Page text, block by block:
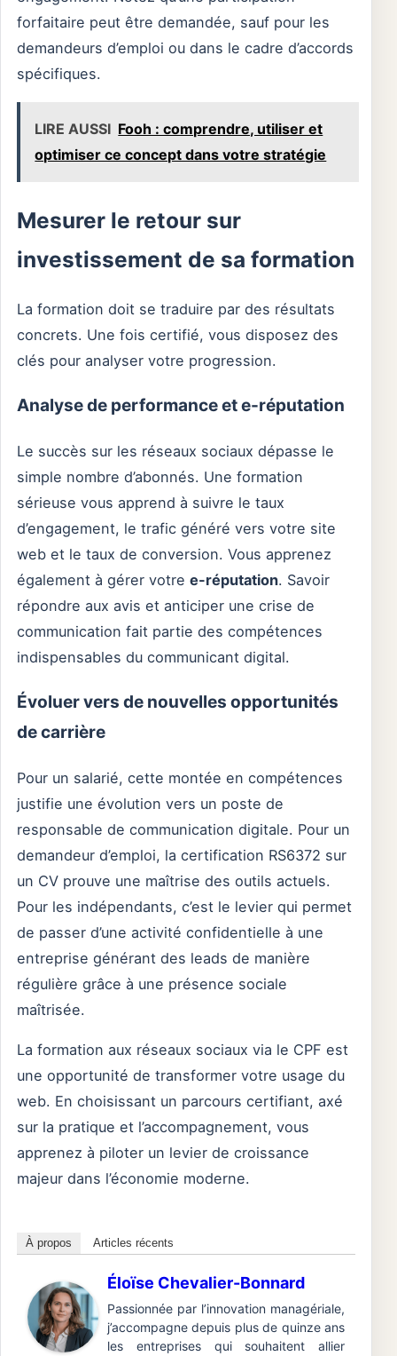
forfaitaire peut être demandée, sauf pour les
demandeurs d’emploi ou dans le cadre d’accords
spécifiques.
LIRE AUSSI Fooh : comprendre, utiliser et
optimiser ce concept dans votre stratégie
Mesurer le retour sur
investissement de sa formation
La formation doit se traduire par des résultats
concrets. Une fois certifié, vous disposez des
clés pour analyser votre progression.
Analyse de performance et e-réputation
Le succès sur les réseaux sociaux dépasse le
simple nombre d’abonnés. Une formation
sérieuse vous apprend à suivre le taux
d’engagement, le trafic généré vers votre site
web et le taux de conversion. Vous apprenez
également à gérer votre e-réputation. Savoir
répondre aux avis et anticiper une crise de
communication fait partie des compétences
indispensables du communicant digital.
Évoluer vers de nouvelles opportunités
de carrière
Pour un salarié, cette montée en compétences
justifie une évolution vers un poste de
responsable de communication digitale. Pour un
demandeur d’emploi, la certification RS6372 sur
un CV prouve une maîtrise des outils actuels.
Pour les indépendants, c’est le levier qui permet
de passer d’une activité confidentielle à une
entreprise générant des leads de manière
régulière grâce à une présence sociale
maîtrisée.
La formation aux réseaux sociaux via le CPF est
une opportunité de transformer votre usage du
web. En choisissant un parcours certifiant, axé
sur la pratique et l’accompagnement, vous
apprenez à piloter un levier de croissance
majeur dans l’économie moderne.
À propos Articles récents
Éloïse Chevalier-Bonnard
Passionnée par l’innovation managériale,
j’accompagne depuis plus de quinze ans
les entreprises qui souhaitent allier